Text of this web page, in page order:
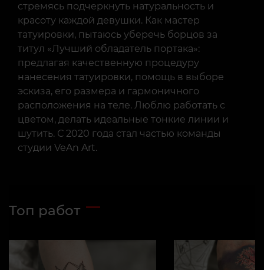
стремясь подчеркнуть натуральность и
красоту каждой девушки. Как мастер
татуировки, пытаюсь уберечь борцов за
титул «Лучший обладатель портака»:
предлагая качественную процедуру
нанесения татуировки, помощь в выборе
эскиза, его размера и гармоничного
расположения на теле. Люблю работать с
цветом, делать идеальные тонкие линии и
шутить. С 2020 года стал частью команды
студии VeAn Art.
Топ работ